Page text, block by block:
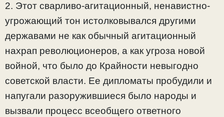
2. Этот сварливо-агитационный, ненавистно-
угрожающий тон истолковывался другими
державами не как обычный агитационный
нахрап революционеров, а как угроза новой
войной, что было до Крайности невыгодно
советской власти. Ее дипломаты пробудили и
напугали разоружившиеся было народы и
вызвали процесс всеобщего ответного